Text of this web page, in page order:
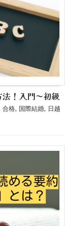
！入門～初級
合格, 国際結婚, 日越